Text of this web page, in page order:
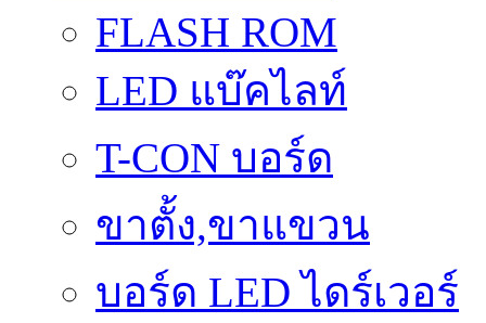
FLASH ROM
LED แบ๊คไลท์
T-CON บอร์ด
ขาตั้ง,ขาแขวน
บอร์ด LED ไดร์เวอร์